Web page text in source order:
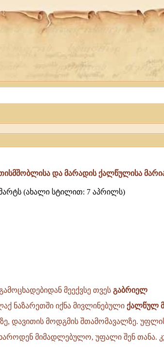
და მარადის ქალწულისა
მარტს (ახალი სტილით: 7 აპრილს)
მეექვსე თვეს გაბრიელ
ნაზარეთში იქნა მივლინებული ქალწულ
დავითის მოდგმის შთამომავალზე. უფლის
მიმადლებულო, უფალი შენ თანა.